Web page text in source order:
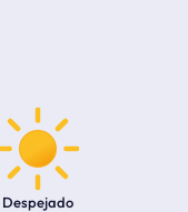
Despejado